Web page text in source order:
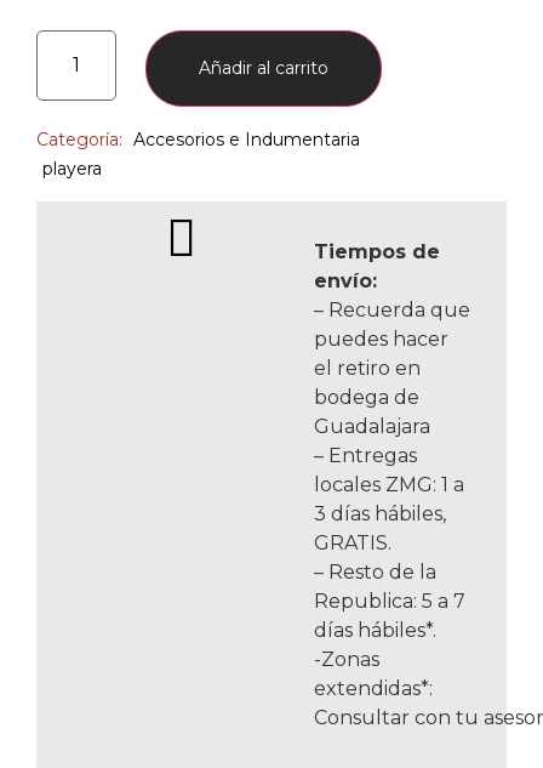
Añadir al carrito
Categoría: Accesorios e Indumentaria
playera
Tiempos de
envío:
– Recuerda que
puedes hacer
el retiro en
bodega de
Guadalajara
– Entregas
locales ZMG: 1 a
3 días hábiles,
GRATIS.
– Resto de la
Republica: 5 a 7
días hábiles*.
-Zonas
extendidas*:
Consultar con tu